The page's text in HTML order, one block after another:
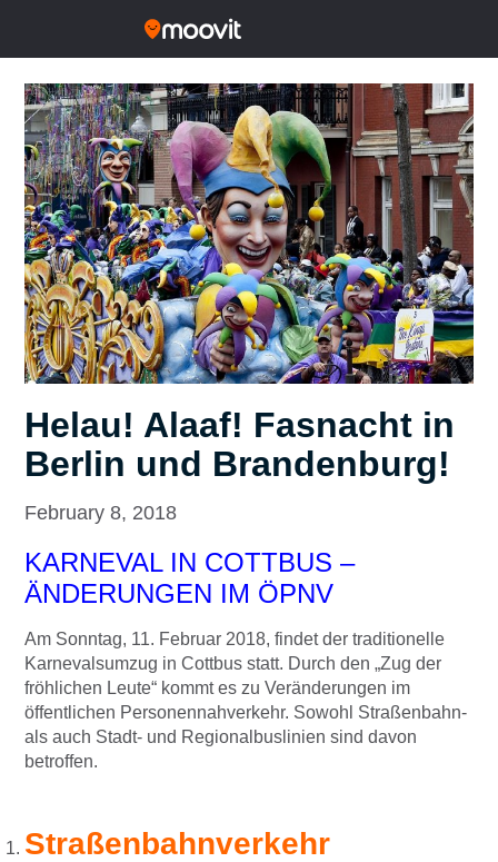
Helau! Alaaf! Fasnacht in
Berlin und Brandenburg!
February 8, 2018
KARNEVAL IN COTTBUS –
ÄNDERUNGEN IM ÖPNV
Am Sonntag, 11. Februar 2018, findet der traditionelle
Karnevalsumzug in Cottbus statt. Durch den „Zug der
fröhlichen Leute“ kommt es zu Veränderungen im
öffentlichen Personennahverkehr. Sowohl Straßenbahn-
als auch Stadt- und Regionalbuslinien sind davon
betroffen.
Straßenbahnverkehr